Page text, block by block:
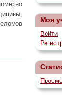
Моя
Войти